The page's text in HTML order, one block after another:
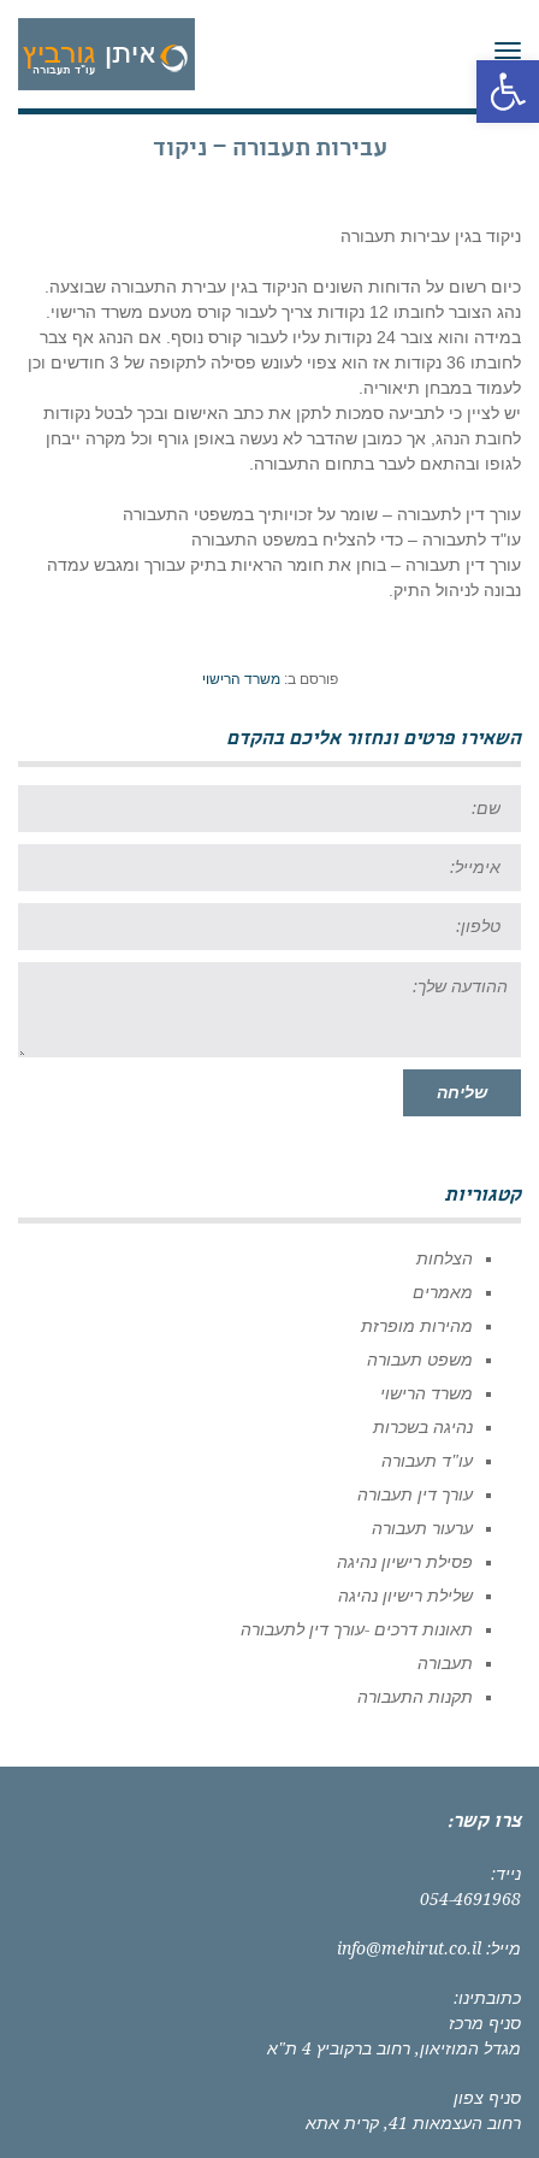
פתח סרגל נגישות
תפריט
עבירות תעבורה – ניקוד
ניקוד בגין עבירות תעבורה
כיום רשום על הדוחות השונים הניקוד בגין עבירת התעבורה שבוצעה.
נהג הצובר לחובתו 12 נקודות צריך לעבור קורס מטעם משרד הרישוי.
במידה והוא צובר 24 נקודות עליו לעבור קורס נוסף. אם הנהג אף צבר
לחובתו 36 נקודות אז הוא צפוי לעונש פסילה לתקופה של 3 חודשים וכן
לעמוד במבחן תיאוריה.
יש לציין כי לתביעה סמכות לתקן את כתב האישום ובכך לבטל נקודות
לחובת הנהג, אך כמובן שהדבר לא נעשה באופן גורף וכל מקרה ייבחן
לגופו ובהתאם לעבר בתחום התעבורה.
עורך דין לתעבורה – שומר על זכויותיך במשפטי התעבורה
עו"ד לתעבורה – כדי להצליח במשפט התעבורה
עורך דין תעבורה – בוחן את חומר הראיות בתיק עבורך ומגבש עמדה
נבונה לניהול התיק.
פורסם ב:משרד הרישוי
השאירו פרטים ונחזור אליכם בהקדם
שלך:
שליחה
קטגוריות
הצלחות
מאמרים
מהירות מופרזת
משפט תעבורה
משרד הרישוי
נהיגה בשכרות
עו"ד תעבורה
עורך דין תעבורה
ערעור תעבורה
פסילת רישיון נהיגה
שלילת רישיון נהיגה
תאונות דרכים -עורך דין לתעבורה
תעבורה
תקנות התעבורה
צרו קשר:
נייד:
054-4691968
מייל: info@mehirut.co.il
כתובתינו:
סניף מרכז
מגדל המוזיאון, רחוב ברקוביץ 4 ת"א
סניף צפון
רחוב העצמאות 41, קרית אתא